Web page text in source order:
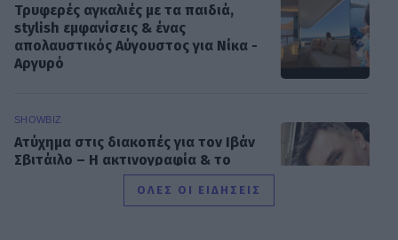
Τρυφερές αγκαλιές με τα παιδιά,
stylish εμφανίσεις & ένας
απολαυστικός Αύγουστος για Νίκα -
Αργυρό
SHOWBIZ
Ατύχημα στις διακοπές για τον Ιβάν
Σβιτάιλο – Η ακτινογραφία & το
μήνυμα: «Θα σηκωθώ πιο δυνατός»
ΟΛΕΣ ΟΙ ΕΙΔΗΣΕΙΣ